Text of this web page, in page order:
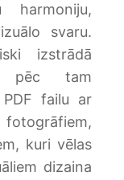
svaru.
izstrādā
pēc tam
failu ar
kuri vēlas
dizaina